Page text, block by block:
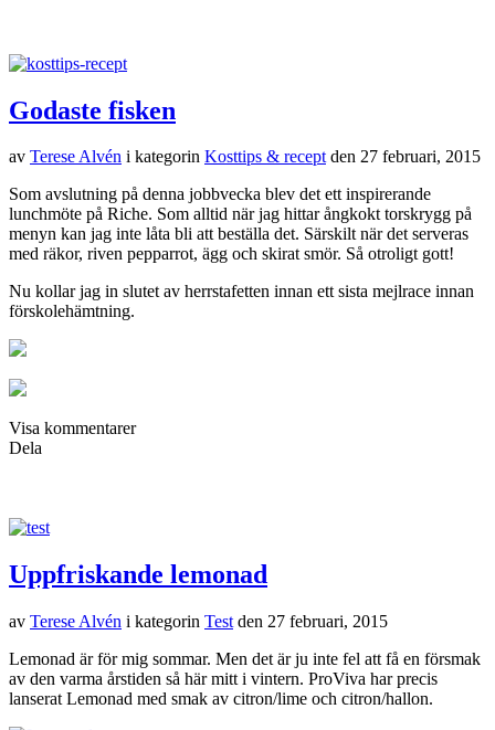
Godaste fisken
av Terese Alvén i kategorin Kosttips & receptden 27 februari, 2015
Som avslutning på denna jobbvecka blev det ett inspirerande
lunchmöte på Riche. Som alltid när jag hittar ångkokt torskrygg på
menyn kan jag inte låta bli att beställa det. Särskilt när det serveras
med räkor, riven pepparrot, ägg och skirat smör. Så otroligt gott!
Nu kollar jag in slutet av herrstafetten innan ett sista mejlrace innan
förskolehämtning.
Visa kommentarer
Dela
Uppfriskande lemonad
av Terese Alvén i kategorin Test den 27 februari, 2015
Lemonad är för mig sommar. Men det är ju inte fel att få en försmak
av den varma årstiden så här mitt i vintern. ProViva har precis
lanserat Lemonad med smak av citron/lime och citron/hallon.